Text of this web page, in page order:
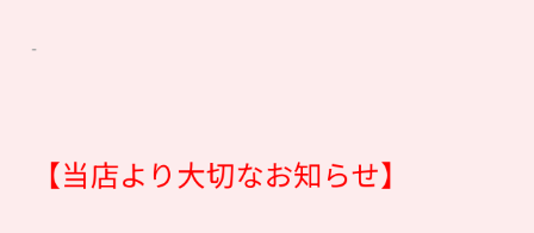
【当店より大切なお知らせ】